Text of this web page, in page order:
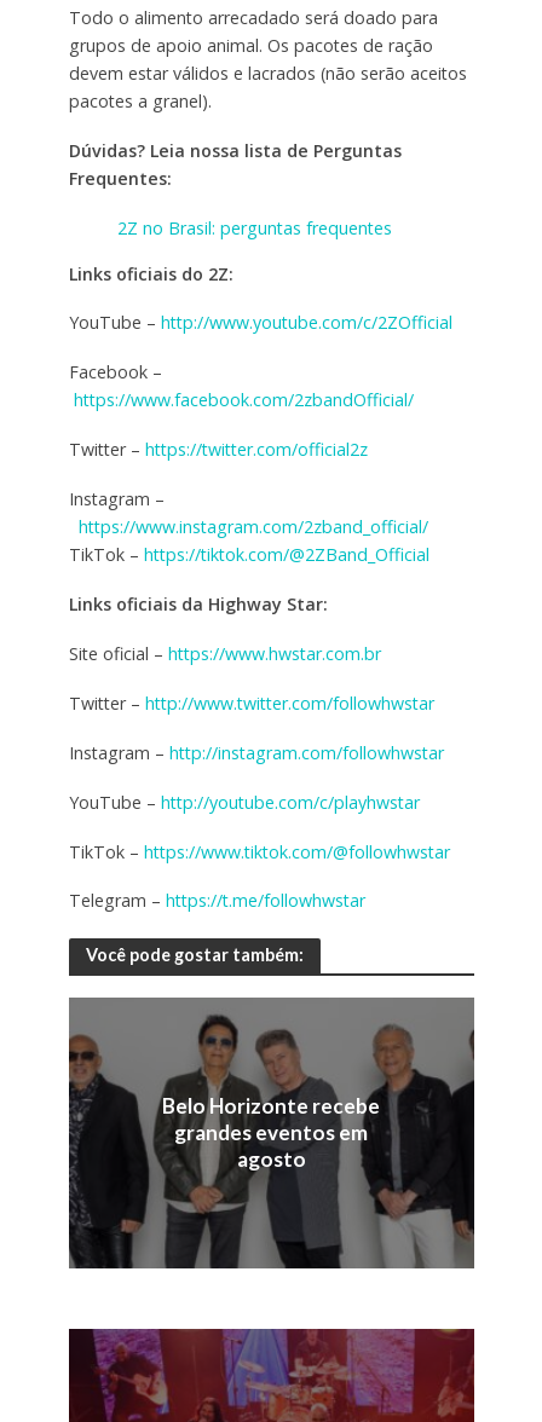
Todo o alimento arrecadado será doado para
grupos de apoio animal. Os pacotes de ração
devem estar válidos e lacrados (não serão aceitos
pacotes a granel).
Dúvidas? Leia nossa lista de Perguntas
Frequentes:
2Z no Brasil: perguntas frequentes
Links oficiais do 2Z:
YouTube – http://www.youtube.com/c/2ZOfficial
Facebook –
https://www.facebook.com/2zbandOfficial/
Twitter – https://twitter.com/official2z
Instagram –
https://www.instagram.com/2zband_official/
TikTok – https://tiktok.com/@2ZBand_Official
Links oficiais da Highway Star:
Site oficial – https://www.hwstar.com.br
Twitter – http://www.twitter.com/followhwstar
Instagram – http://instagram.com/followhwstar
YouTube – http://youtube.com/c/playhwstar
TikTok – https://www.tiktok.com/@followhwstar
Telegram – https://t.me/followhwstar
Você pode gostar também:
Belo Horizonte recebe
grandes eventos em
agosto